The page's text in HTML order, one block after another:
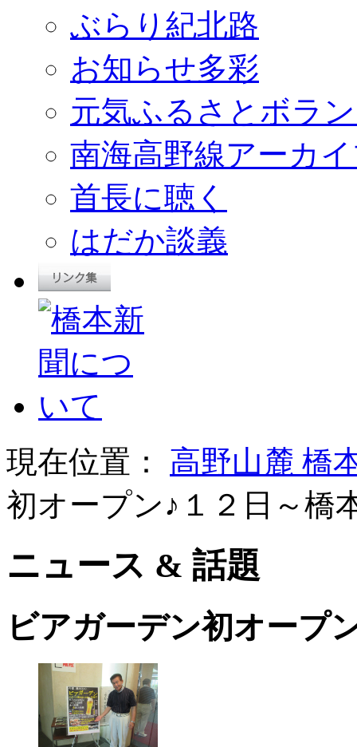
ぶらり紀北路
お知らせ多彩
元気ふるさとボラ
南海高野線アーカ
首長に聴く
はだか談義
現在位置： 高野山麓 橋
初オープン♪１２日～橋
ニュース & 話題
ビアガーデン初オープ